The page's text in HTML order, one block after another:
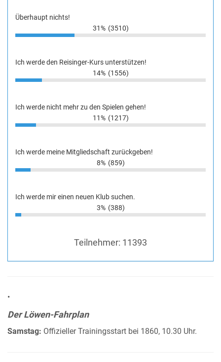
Überhaupt nichts!
31% (3510)
Ich werde den Reisinger-Kurs unterstützen!
14% (1556)
Ich werde nicht mehr zu den Spielen gehen!
11% (1217)
Ich werde meine Mitgliedschaft zurückgeben!
8% (859)
Ich werde mir einen neuen Klub suchen.
3% (388)
Teilnehmer: 11393
•
Der Löwen-Fahrplan
Samstag: Offizieller Trainingsstart bei 1860, 10.30 Uhr.